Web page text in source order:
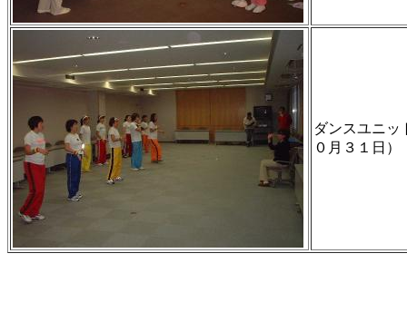
ダンスユニッ
０月３１日）